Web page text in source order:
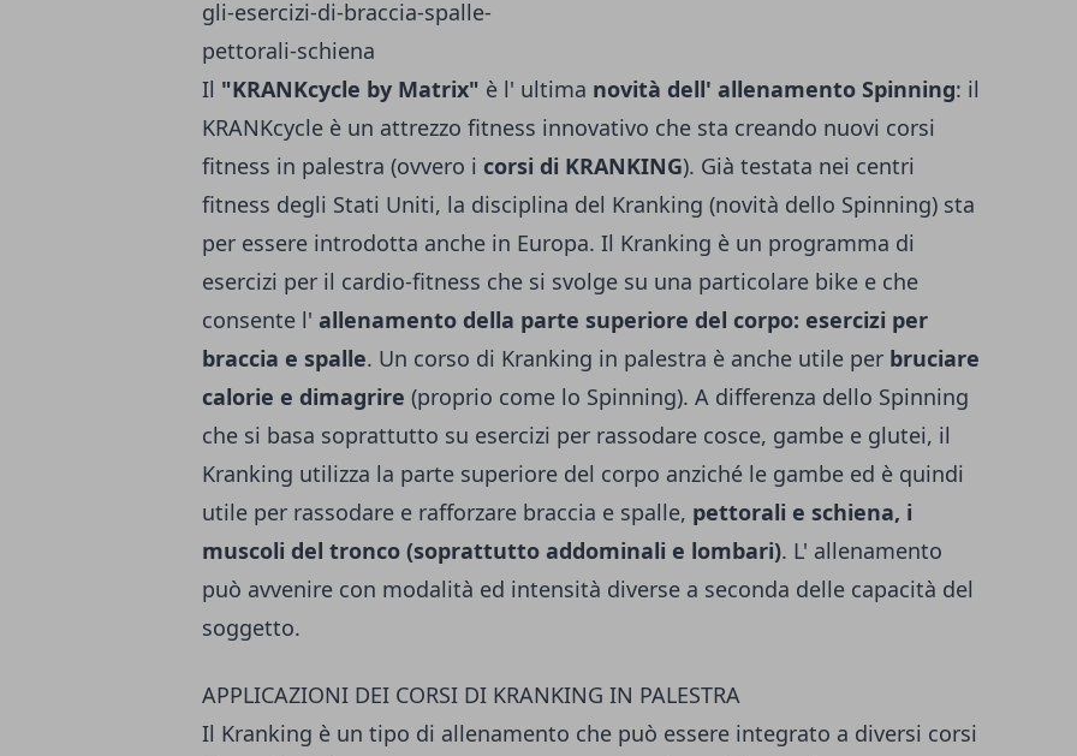
Il "KRANKcycle by Matrix" è l' ultima novità dell' allenamento Spinning: il
KRANKcycle è un attrezzo fitness innovativo che sta creando nuovi corsi
fitness in palestra (ovvero i corsi di KRANKING). Già testata nei centri
fitness degli Stati Uniti, la disciplina del Kranking (novità dello Spinning) sta
per essere introdotta anche in Europa. Il Kranking è un programma di
esercizi per il cardio-fitness che si svolge su una particolare bike e che
consente l' allenamento della parte superiore del corpo: esercizi per
braccia e spalle. Un corso di Kranking in palestra è anche utile per bruciare
calorie e dimagrire (proprio come lo Spinning). A differenza dello Spinning
che si basa soprattutto su esercizi per rassodare cosce, gambe e glutei, il
Kranking utilizza la parte superiore del corpo anziché le gambe ed è quindi
utile per rassodare e rafforzare braccia e spalle, pettorali e schiena, i
muscoli del tronco (soprattutto addominali e lombari). L' allenamento
può avvenire con modalità ed intensità diverse a seconda delle capacità del
soggetto.
APPLICAZIONI DEI CORSI DI KRANKING IN PALESTRA
Il Kranking è un tipo di allenamento che può essere integrato a diversi corsi